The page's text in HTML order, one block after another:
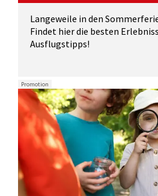
Langeweile in den
Findet hier die besten
Ausflugstipps!
Promotion